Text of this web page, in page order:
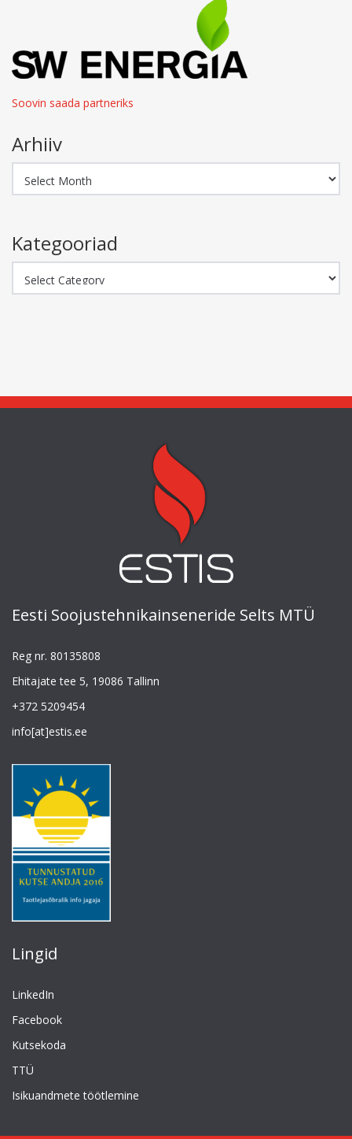
Soovin saada partneriks
Arhiiv
Kategooriad
Eesti Soojustehnikainseneride Selts MTÜ
Reg nr. 80135808
Ehitajate tee 5, 19086 Tallinn
+372 5209454
info[at]estis.ee
Lingid
LinkedIn
Facebook
Kutsekoda
TTÜ
Isikuandmete töötlemine